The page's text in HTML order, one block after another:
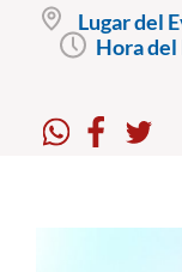
Pregrado
Formación Continua
Lugar del
Hora